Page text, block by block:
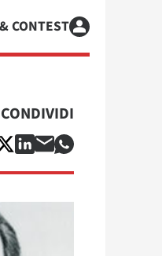
CONTEST
CONDIVIDI